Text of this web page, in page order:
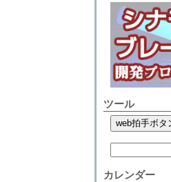
ツール
カレンダー